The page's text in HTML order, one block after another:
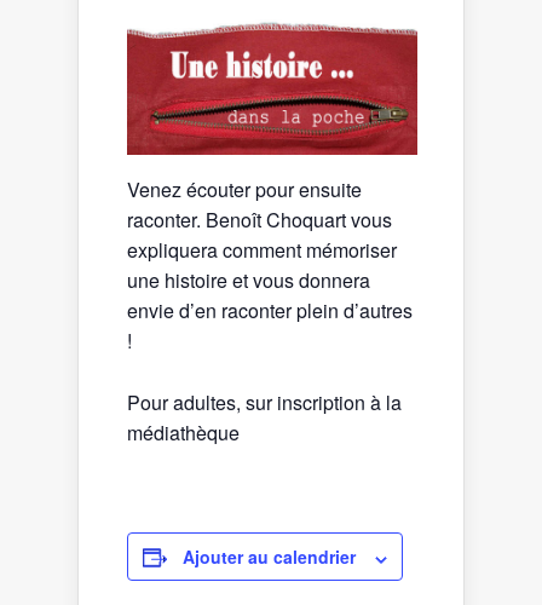
Venez écouter pour ensuite
raconter. Benoît Choquart vous
expliquera comment mémoriser
une histoire et vous donnera
envie d’en raconter plein d’autres
!
Pour adultes, sur inscription à la
médiathèque
Ajouter au calendrier